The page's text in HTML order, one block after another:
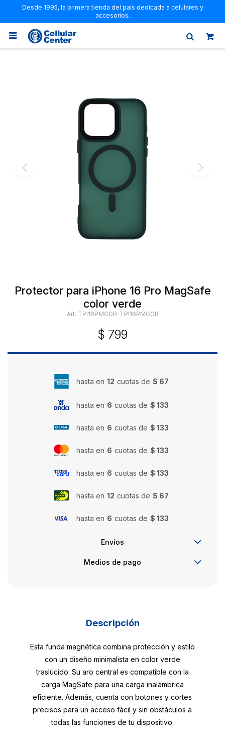
Desde 1995, la primera tienda del país dedicada a celulares y
accesorios.

Protector para iPhone 16 Pro MagSafe
color verde
TPI16PMGGR-TPI16PMGGR
$ 799
hasta en 12 cuotas de $ 67
hasta en 6 cuotas de $ 133
hasta en 6 cuotas de $ 133
hasta en 6 cuotas de $ 133
hasta en 6 cuotas de $ 133
hasta en 12 cuotas de $ 67
hasta en 6 cuotas de $ 133
Envíos
Medios de pago
Descripción
Esta funda magnética combina protección y estilo
con un diseño minimalista en color verde
traslúcido. Su aro central es compatible con la
carga MagSafe para una carga inalámbrica
eficiente. Además, cuenta con botones y cortes
precisos para un acceso fácil y sin obstáculos a
todas las funciones de tu dispositivo.